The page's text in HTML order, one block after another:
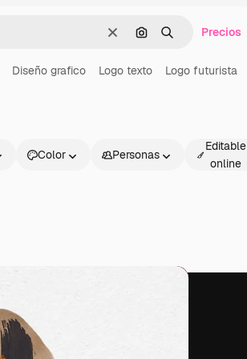
BorrarBuscar por imagen
BuscarPrecios
Diseño grafico Logo texto Logo futurista
Color Personas
Editable
online
Información útil